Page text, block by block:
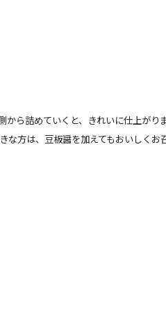
ら詰めていくと、きれいに仕上がりま
方は、豆板醤を加えてもおいしくお